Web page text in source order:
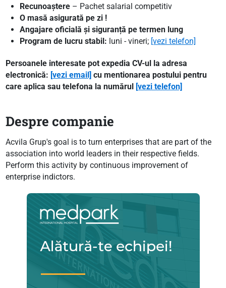
Recunoaștere – Pachet salarial competitiv
O masă asigurată pe zi !
Angajare oficială și siguranță pe termen lung
Program de lucru stabil: luni - vineri; [vezi telefon]
Persoanele interesate pot expedia CV-ul la adresa
electronică: [vezi email] cu mentionarea postului pentru
care aplica sau telefona la numărul [vezi telefon]
Despre companie
Acvila Grup's goal is to turn enterprises that are part of the
association into world leaders in their respective fields.
Perform this activity by continuous improvement of
enterprise indictors.